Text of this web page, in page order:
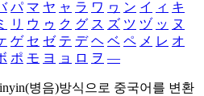
パ マ ヤ ャ ラ ワ ヮ ン イ ィ キ
リ ウ ゥ ク グ ス ズ ツ ヅ ッ ヌ
ゲ セ ゼ テ デ ヘ ベ ペ メ レ オ
ポ モ ヨ ョ ロ ヲ ―
병음)방식으로 중국어를 변환